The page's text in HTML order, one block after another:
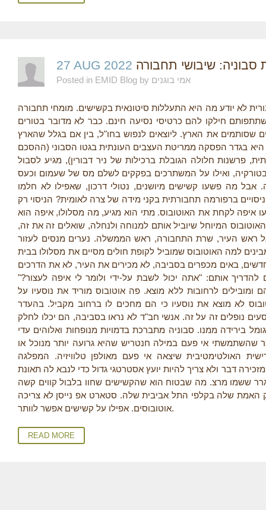
27 AUG 2022 סבוניה: שיבושי תחבורה
Posted in EMID Blog by אמי בוגנים
לא יודע מה היא התעללות סיטונאית בקשישים. מומחי תחבורה
חילקו להם כרטיסי נסיעה חינם. כבר לא מדובר בטורים
שסותמים את הארץ. ליוצאים לנפוש בחו"ל, בין אם בגלל שהארץ
היא בגדר הפסקה ממריטת העצבים העונתית בגטו הסבוני (ההסכם
פרשנות חלולה הגובלת ברכילות של ניר דבורין), מגיע לסבול
בטורקיה, ואילו על המשתרכים בפקקים לשלם מס של שעמום וכעס
מה פשעו קשישים מיושנים, נטולי דרכון, שאפילו לא חלמו
ניסויים ברפורמה תחבורתית בקני מידה של צרה לאומית? הניסוי רק
איפה לקחת את האוטובוס. מתי הוא מגיע, מה מסלולו, איפה הוא
המיוחל שיוביל אותם למנוחה ולנחלה, שואלים זה את זה,
ראש העיר, שרת התחבורה, ראש הממשלה. נערים מנסים לעזור
למה האוטובוס שמוביל לקופת חולים מסיים את מסלולו בבית
באים מכפרים בסביבה, לא מכירים את העיר, לא את הדרכים
אותם: "אתה יכול לשבת על-ידי ולומר לי איפה לעצור?"
ומובילים לרחובות ללא מוצא. פה אוטובוס מוריד את נוסעיו על
לא מוצא את נוסעיו כי הם מחכים לו ברחוב מקביל. בהעדר
נופלים זה על זה. אנשי חב"ד לא נראו בסביבה, הם יכלו לחלק
בירידה ממנו. סבוניה מתברכת בדמויות מנופחות ואלוהים עדי
שהשתמשתי אי פעם במילה חנטריש שהיא גרועה יותר מנוכל או
האולטימטיבית שיצאה אי פעם מאולפן טלוויזיה. המפלגה
דבר ולא צריך להיות יועץ אסטרטגי גדול כדי לנבא לה תאונת
ששמו מרצ. מה שבטוח הוא שהקשישים שחוו בלבול קווים קשה
האמת שלה בקלפי התל אביבית שלה. סטארט אפ נייסן לא צריכה
אוטובוסים. אפילו על קשישים אפשר לוותר.
READ MORE